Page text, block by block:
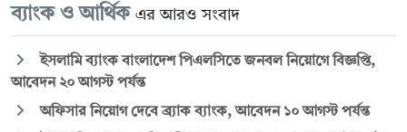
ব্যাংক ও আর্থিক এর আরও সংবাদ
ইসলামি ব্যাংক বাংলাদেশ পিএলসিতে জনবল নিয়োগে বিজ্ঞপ্তি,
আবেদন ২০ আগস্ট পর্যন্ত
অফিসার নিয়োগ দেবে ব্র্যাক ব্যাংক, আবেদন ১০ আগস্ট পর্যন্ত